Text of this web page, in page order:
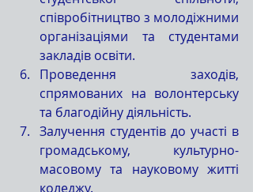
співробітництво з молодіжними
організаціями та студентами
закладів освіти.
Проведення заходів,
спрямованих на волонтерську
та благодійну діяльність.
Залучення студентів до участі в
громадському, культурно-
масовому та науковому житті
коледжу.